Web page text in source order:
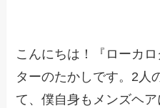
こんにちは！『ローカ
ターのたかしです。2人
て、僕自身もメンズヘ